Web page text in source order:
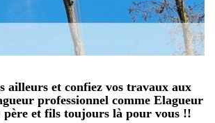
ailleurs et confiez vos travaux aux
professionnel comme Elagueur
et fils toujours là pour vous !!